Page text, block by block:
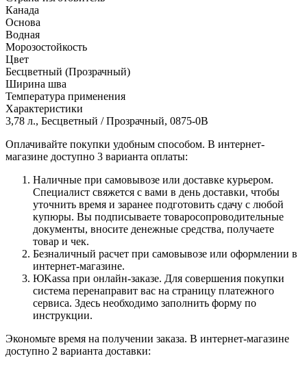
Канада
Основа
Водная
Морозостойкость
Цвет
Бесцветный (Прозрачный)
Ширина шва
Температура применения
Характеристики
3,78 л., Бесцветный / Прозрачный, 0875-0B
Оплачивайте покупки удобным способом. В интернет-
магазине доступно 3 варианта оплаты:
Наличные при самовывозе или доставке курьером.
Специалист свяжется с вами в день доставки, чтобы
уточнить время и заранее подготовить сдачу с любой
купюры. Вы подписываете товаросопроводительные
документы, вносите денежные средства, получаете
товар и чек.
Безналичный расчет при самовывозе или оформлении в
интернет-магазине.
ЮKassa при онлайн-заказе. Для совершения покупки
система перенаправит вас на страницу платежного
сервиса. Здесь необходимо заполнить форму по
инструкции.
Экономьте время на получении заказа. В интернет-магазине
доступно 2 варианта доставки: